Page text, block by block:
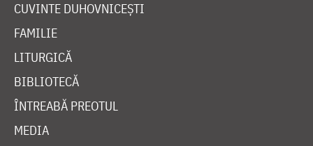
CUVINTE DUHOVNICEȘTI
FAMILIE
LITURGICĂ
BIBLIOTECĂ
ÎNTREABĂ PREOTUL
MEDIA